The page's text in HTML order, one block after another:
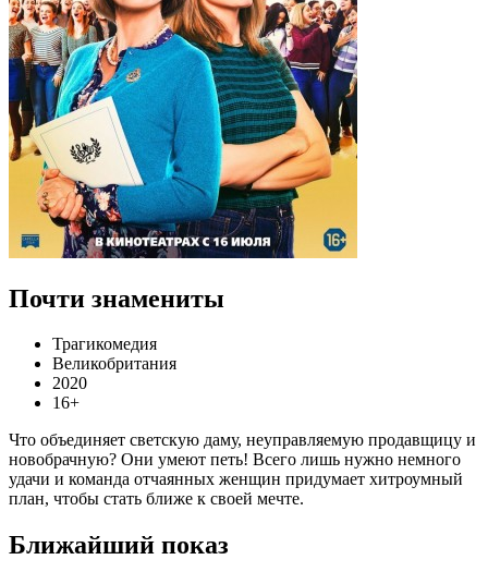
Почти знамениты
Трагикомедия
Великобритания
2020
16+
Что объединяет светскую даму, неуправляемую продавщицу и
новобрачную? Они умеют петь! Всего лишь нужно немного
удачи и команда отчаянных женщин придумает хитроумный
план, чтобы стать ближе к своей мечте.
Ближайший показ